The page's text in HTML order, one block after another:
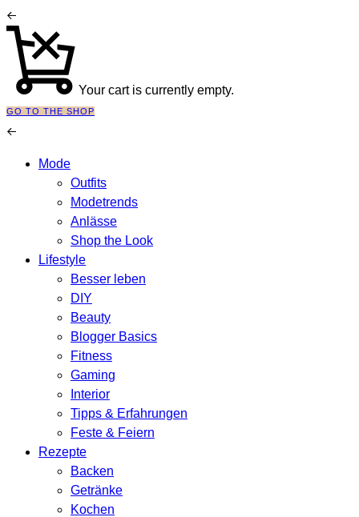
Your cart is currently empty.
GO TO THE SHOP
Mode
Outfits
Modetrends
Anlässe
Shop the Look
Lifestyle
Besser leben
DIY
Beauty
Blogger Basics
Fitness
Gaming
Interior
Tipps & Erfahrungen
Feste & Feiern
Rezepte
Backen
Getränke
Kochen